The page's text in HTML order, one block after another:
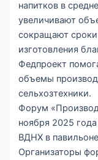
напитков в
увеличивают
сокращают
изготовления
Федпроект
объемы
сельхозтехники.
Форум
ноября 2025
ВДНХ в
Организаторы